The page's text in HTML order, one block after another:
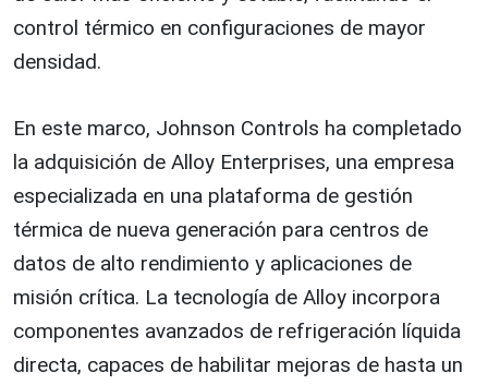
control térmico en configuraciones de mayor
densidad.
En este marco, Johnson Controls ha completado
la adquisición de Alloy Enterprises, una empresa
especializada en una plataforma de gestión
térmica de nueva generación para centros de
datos de alto rendimiento y aplicaciones de
misión crítica. La tecnología de Alloy incorpora
componentes avanzados de refrigeración líquida
directa, capaces de habilitar mejoras de hasta un